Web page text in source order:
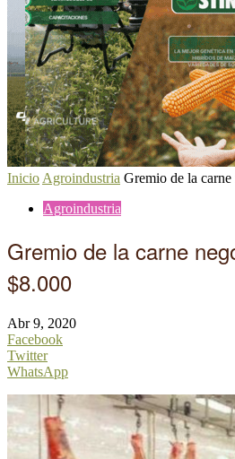
Inicio Agroindustria Gremio de la
Agroindustria
Gremio de la carne
$8.000
Abr 9, 2020
Facebook
Twitter
WhatsApp